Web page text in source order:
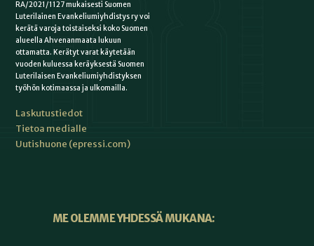
RA/2021/1127 mukaisesti Suomen
Luterilainen Evankeliumiyhdistys ry voi
kerätä varoja toistaiseksi koko Suomen
alueella Ahvenanmaata lukuun
ottamatta. Kerätyt varat käytetään
vuoden kuluessa keräyksestä Suomen
Luterilaisen Evankeliumiyhdistyksen
työhön kotimaassa ja ulkomailla.
Laskutustiedot
Tietoa medialle
Uutishuone (epressi.com)
ME OLEMME YHDESSÄ MUKANA: